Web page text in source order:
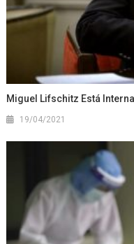
Miguel Lifschitz Está
19/04/2021